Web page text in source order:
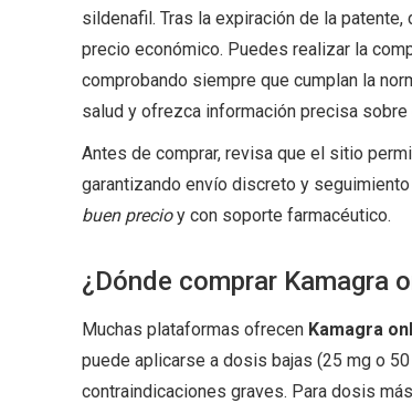
sildenafil. Tras la expiración de la
precio económico. Puedes realizar la
comprobando siempre que cumplan la
salud y ofrezca información precisa
Antes de comprar, revisa que el sitio
garantizando envío discreto y
buen precioy con soporte farmacéutico.
¿Dónde comprar Kamagra
Muchas plataformas ofrecen Kamagra
puede aplicarse a dosis bajas (25 mg o
contraindicaciones graves. Para dosis